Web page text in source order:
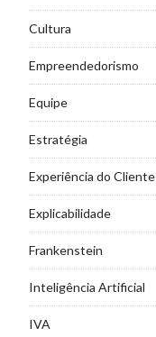
Cultura
Empreendedorismo
Equipe
Estratégia
Experiência do Cliente
Explicabilidade
Frankenstein
Inteligência Artificial
IVA